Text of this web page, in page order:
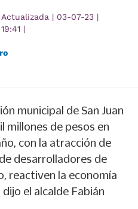
Actualizada | 03-07-23 |
19:41 |
municipal de San Juan
millones de pesos en
con la atracción de
desarrolladores de
reactiven la economía
el alcalde Fabián